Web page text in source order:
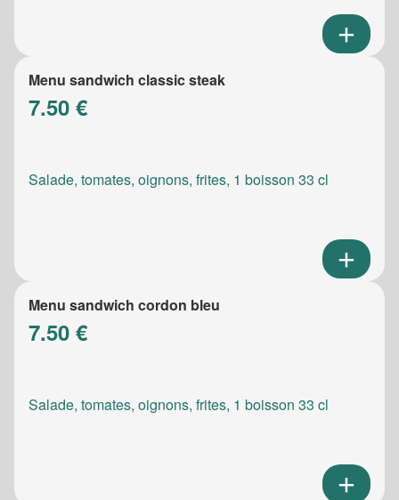
Menu sandwich classic steak
7.50 €
Salade, tomates, oignons, frites, 1 boisson 33 cl
Menu sandwich cordon bleu
7.50 €
Salade, tomates, oignons, frites, 1 boisson 33 cl